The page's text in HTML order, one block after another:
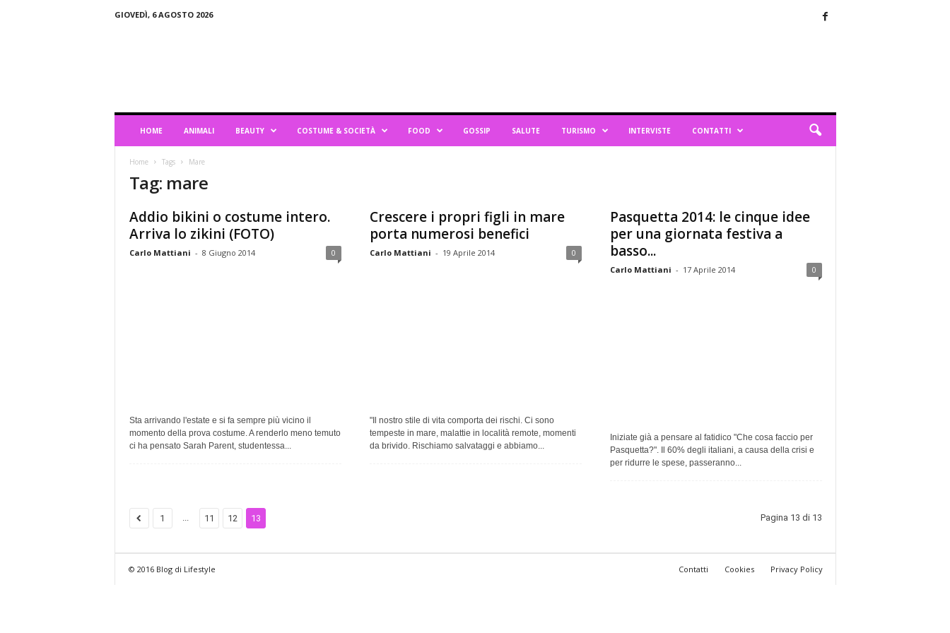
GIOVEDÌ, 6 AGOSTO 2026
HOME ANIMALI BEAUTY COSTUME & SOCIETÀ FOOD GOSSIP SALUTE TURISMO INTERVISTE CONTATTI
Home Tags Mare
Tag: mare
Addio bikini o costume intero.
Arriva lo zikini (FOTO)
Carlo Mattiani - 8 Giugno 2014 0
Sta arrivando l'estate e si fa sempre più vicino il
momento della prova costume. A renderlo meno temuto
ci ha pensato Sarah Parent, studentessa...
Crescere i propri figli in mare
porta numerosi benefici
Carlo Mattiani - 19 Aprile 2014 0
"Il nostro stile di vita comporta dei rischi. Ci sono
tempeste in mare, malattie in località remote, momenti
da brivido. Rischiamo salvataggi e abbiamo...
Pasquetta 2014: le cinque idee
per una giornata festiva a
basso...
Carlo Mattiani - 17 Aprile 2014 0
Iniziate già a pensare al fatidico "Che cosa faccio per
Pasquetta?". Il 60% degli italiani, a causa della crisi e
per ridurre le spese, passeranno...
1 ... 11 12 13 Pagina 13 di 13
Contatti Cookies Privacy Policy
© 2016 Blog di Lifestyle